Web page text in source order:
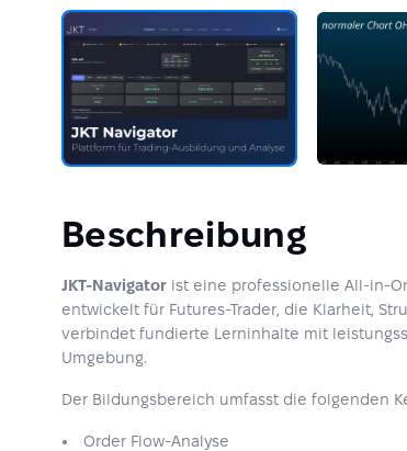
Beschreibung
JKT-Navigator ist eine professionelle All-in-
entwickelt für Futures-Trader, die Klarheit,
verbindet fundierte Lerninhalte mit
Umgebung.
Der Bildungsbereich umfasst die folgenden
Order Flow-Analyse